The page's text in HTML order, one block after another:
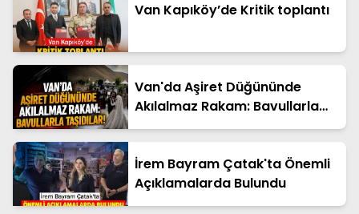
Van Kapıköy’de Kritik toplantı
Van'da Aşiret Düğününde
Akılalmaz Rakam: Bavullarla
Taşıdılar!
İrem Bayram Çatak'ta Önemli
Açıklamalarda Bulundu